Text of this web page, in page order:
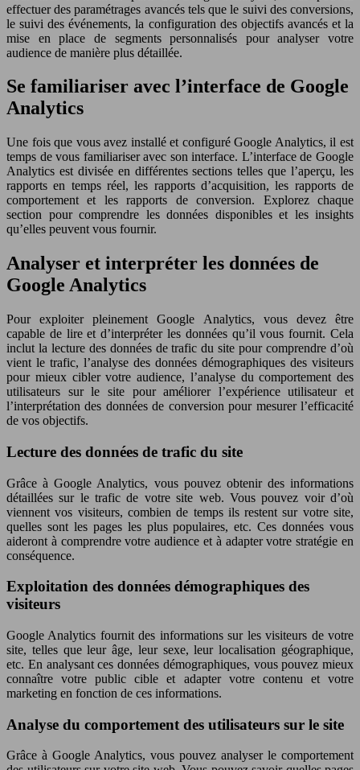
effectuer des paramétrages avancés tels que le suivi des conversions,
le suivi des événements, la configuration des objectifs avancés et la
mise en place de segments personnalisés pour analyser votre
audience de manière plus détaillée.
Se familiariser avec l’interface de Google
Analytics
Une fois que vous avez installé et configuré Google Analytics, il est
temps de vous familiariser avec son interface. L’interface de Google
Analytics est divisée en différentes sections telles que l’aperçu, les
rapports en temps réel, les rapports d’acquisition, les rapports de
comportement et les rapports de conversion. Explorez chaque
section pour comprendre les données disponibles et les insights
qu’elles peuvent vous fournir.
Analyser et interpréter les données de
Google Analytics
Pour exploiter pleinement Google Analytics, vous devez être
capable de lire et d’interpréter les données qu’il vous fournit. Cela
inclut la lecture des données de trafic du site pour comprendre d’où
vient le trafic, l’analyse des données démographiques des visiteurs
pour mieux cibler votre audience, l’analyse du comportement des
utilisateurs sur le site pour améliorer l’expérience utilisateur et
l’interprétation des données de conversion pour mesurer l’efficacité
de vos objectifs.
Lecture des données de trafic du site
Grâce à Google Analytics, vous pouvez obtenir des informations
détaillées sur le trafic de votre site web. Vous pouvez voir d’où
viennent vos visiteurs, combien de temps ils restent sur votre site,
quelles sont les pages les plus populaires, etc. Ces données vous
aideront à comprendre votre audience et à adapter votre stratégie en
conséquence.
Exploitation des données démographiques des
visiteurs
Google Analytics fournit des informations sur les visiteurs de votre
site, telles que leur âge, leur sexe, leur localisation géographique,
etc. En analysant ces données démographiques, vous pouvez mieux
connaître votre public cible et adapter votre contenu et votre
marketing en fonction de ces informations.
Analyse du comportement des utilisateurs sur le site
Grâce à Google Analytics, vous pouvez analyser le comportement